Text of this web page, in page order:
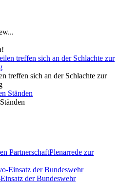
treffen sich an der Schlachte zur
Plenarrede zur
der Bundeswehr